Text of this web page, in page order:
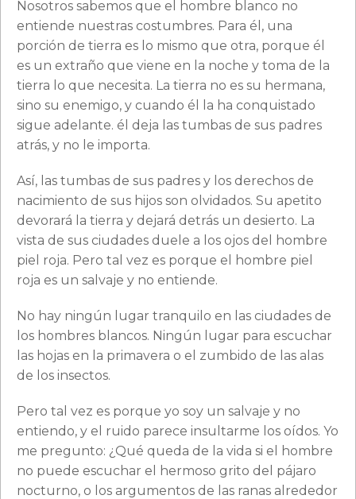
Nosotros sabemos que el hombre blanco no
entiende nuestras costumbres. Para él, una
porción de tierra es lo mismo que otra, porque él
es un extraño que viene en la noche y toma de la
tierra lo que necesita. La tierra no es su hermana,
sino su enemigo, y cuando él la ha conquistado
sigue adelante. él deja las tumbas de sus padres
atrás, y no le importa.
Así, las tumbas de sus padres y los derechos de
nacimiento de sus hijos son olvidados. Su apetito
devorará la tierra y dejará detrás un desierto. La
vista de sus ciudades duele a los ojos del hombre
piel roja. Pero tal vez es porque el hombre piel
roja es un salvaje y no entiende.
No hay ningún lugar tranquilo en las ciudades de
los hombres blancos. Ningún lugar para escuchar
las hojas en la primavera o el zumbido de las alas
de los insectos.
Pero tal vez es porque yo soy un salvaje y no
entiendo, y el ruido parece insultarme los oídos. Yo
me pregunto: ¿Qué queda de la vida si el hombre
no puede escuchar el hermoso grito del pájaro
nocturno, o los argumentos de las ranas alrededor